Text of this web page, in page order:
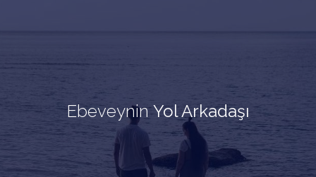
EbeveyninYol Arkadaşı